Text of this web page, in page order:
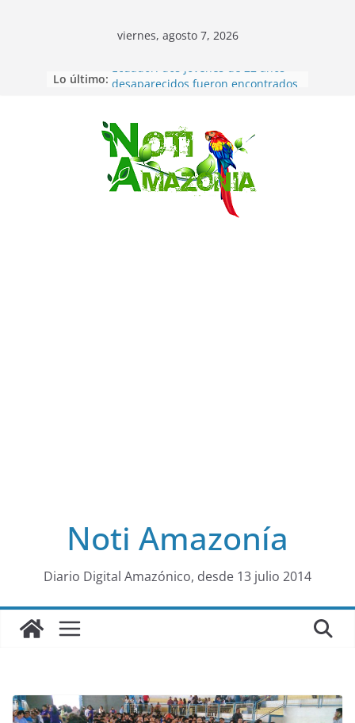
Saltar
al
viernes, agosto 7, 2026
Lo último: Ecuador: dos jóvenes de 22 años
Sentencian a 34 años de prisión a
implicados en caso de Alison,
oriunda de Tena
Vozinha, el arquero sensación de
cabo Verde, ya llegó para
incorporarse a Colo Colo de Chile
Pastaza: la parroquia Diez de
Noti Amazonía
Diario Digital Amazónico, desde 13 julio 2014